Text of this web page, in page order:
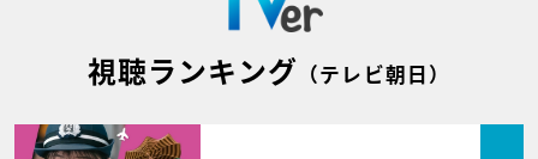
視聴ランキング （テレビ朝日）